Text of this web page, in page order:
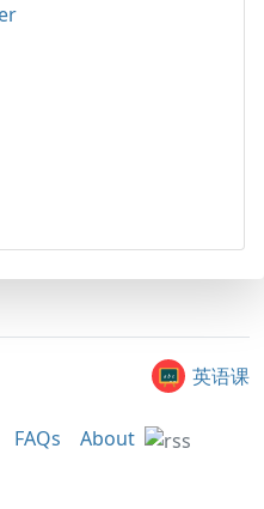
英语课
FAQs About